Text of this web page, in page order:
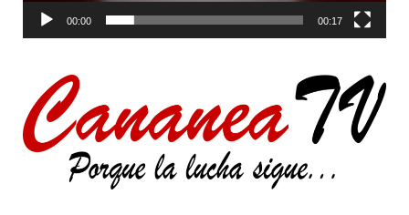
00:00 00:17